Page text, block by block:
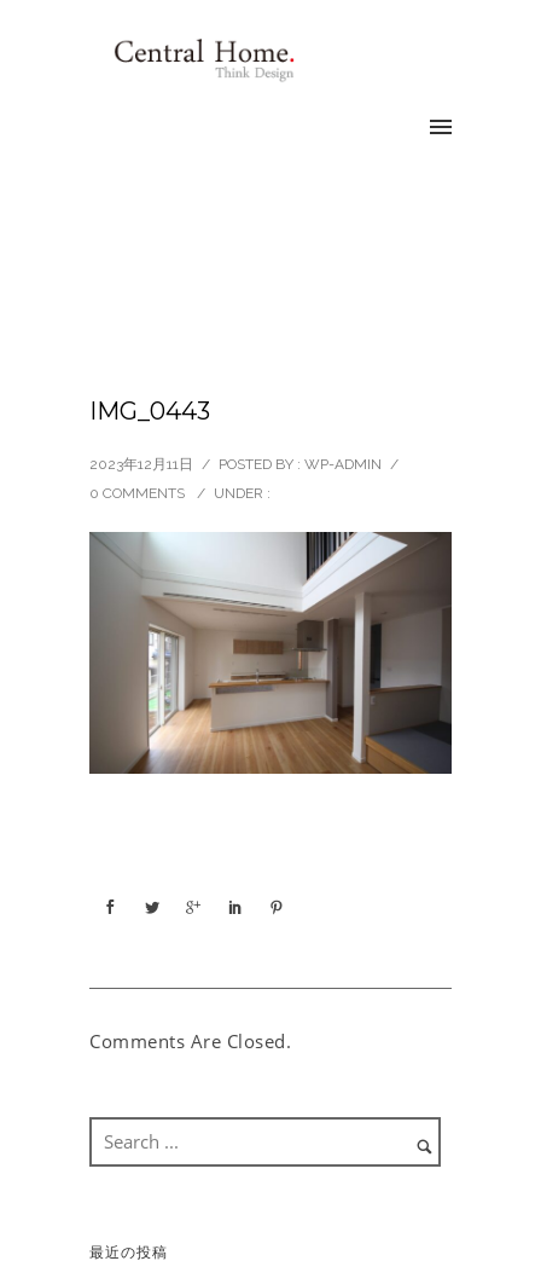
IMG_0443
2023年12月11日 / POSTED BY : WP-ADMIN /
0 COMMENTS
/ UNDER :
Comments Are Closed.
最近の投稿